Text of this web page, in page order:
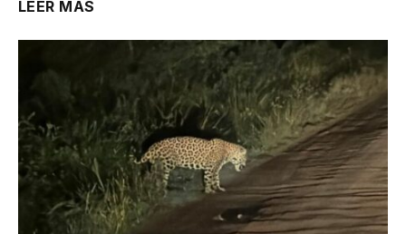
LEER MÁS